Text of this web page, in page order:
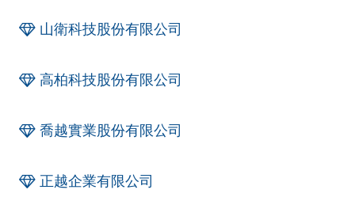
山衛科技股份有限公司
高柏科技股份有限公司
喬越實業股份有限公司
正越企業有限公司